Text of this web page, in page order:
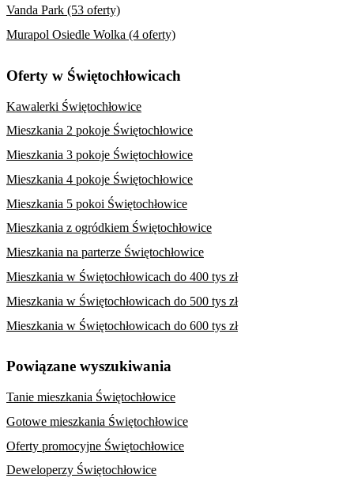
Vanda Park (53 oferty)
Murapol Osiedle Wolka (4 oferty)
Oferty w Świętochłowicach
Kawalerki Świętochłowice
Mieszkania 2 pokoje Świętochłowice
Mieszkania 3 pokoje Świętochłowice
Mieszkania 4 pokoje Świętochłowice
Mieszkania 5 pokoi Świętochłowice
Mieszkania z ogródkiem Świętochłowice
Mieszkania na parterze Świętochłowice
Mieszkania w Świętochłowicach do 400 tys zł
Mieszkania w Świętochłowicach do 500 tys zł
Mieszkania w Świętochłowicach do 600 tys zł
Powiązane wyszukiwania
Tanie mieszkania Świętochłowice
Gotowe mieszkania Świętochłowice
Oferty promocyjne Świętochłowice
Deweloperzy Świętochłowice